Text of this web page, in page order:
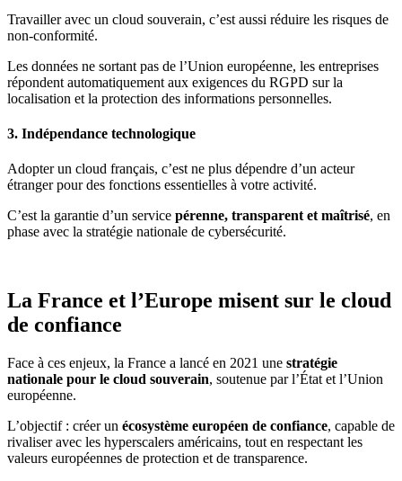
Travailler avec un cloud souverain, c’est aussi réduire les risques de
non-conformité.
Les données ne sortant pas de l’Union européenne, les entreprises
répondent automatiquement aux exigences du RGPD sur la
localisation et la protection des informations personnelles.
​3. Indépendance technologique
Adopter un cloud français, c’est ne plus dépendre d’un acteur
étranger pour des fonctions essentielles à votre activité.
C’est la garantie d’un service pérenne, transparent et maîtrisé, en
phase avec la stratégie nationale de cybersécurité.
La France et l’Europe misent sur le cloud
de confiance
Face à ces enjeux, la France a lancé en 2021 une stratégie
nationale pour le cloud souverain, soutenue par l’État et l’Union
européenne.
L’objectif : créer un écosystème européen de confiance, capable de
rivaliser avec les hyperscalers américains, tout en respectant les
valeurs européennes de protection et de transparence.